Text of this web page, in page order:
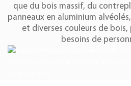
que du bois massif, du
panneaux en aluminium
et diverses couleurs de
besoins de